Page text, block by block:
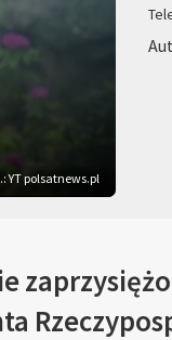
YT polsatnews.pl